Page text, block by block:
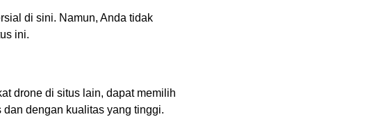
di sini. Namun, Anda tidak
ini.
drone di situs lain, dapat memilih
dengan kualitas yang tinggi.